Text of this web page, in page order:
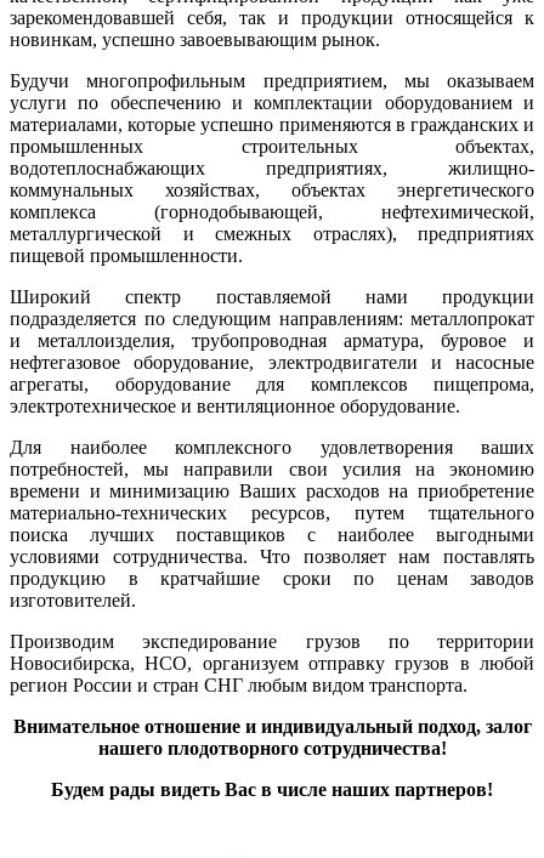
зарекомендовавшей себя, так и продукции относящейся к
новинкам, успешно завоевывающим рынок.
Будучи многопрофильным предприятием, мы оказываем
услуги по обеспечению и комплектации оборудованием и
материалами, которые успешно применяются в гражданских и
промышленных строительных объектах,
водотеплоснабжающих предприятиях, жилищно-
коммунальных хозяйствах, объектах энергетического
комплекса (горнодобывающей, нефтехимической,
металлургической и смежных отраслях), предприятиях
пищевой промышленности.
Широкий спектр поставляемой нами продукции
подразделяется по следующим направлениям: металлопрокат
и металлоизделия, трубопроводная арматура, буровое и
нефтегазовое оборудование, электродвигатели и насосные
агрегаты, оборудование для комплексов пищепрома,
электротехническое и вентиляционное оборудование.
Для наиболее комплексного удовлетворения ваших
потребностей, мы направили свои усилия на экономию
времени и минимизацию Ваших расходов на приобретение
материально-технических ресурсов, путем тщательного
поиска лучших поставщиков с наиболее выгодными
условиями сотрудничества. Что позволяет нам поставлять
продукцию в кратчайшие сроки по ценам заводов
изготовителей.
Производим экспедирование грузов по территории
Новосибирска, НСО, организуем отправку грузов в любой
регион России и стран СНГ любым видом транспорта.
Внимательное отношение и индивидуальный подход, залог
нашего плодотворного сотрудничества!
Будем рады видеть Вас в числе наших партнеров!